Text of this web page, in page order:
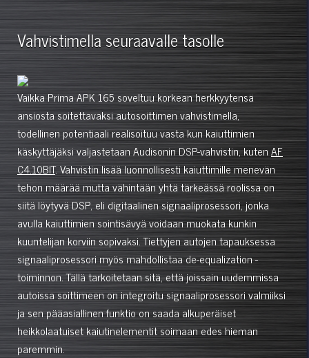
Vahvistimella seuraavalle tasolle
Vaikka Prima APK 165 soveltuu korkean herkkyytensä
ansiosta soitettavaksi autosoittimen vahvistimella,
todellinen potentiaali realisoituu vasta kun kaiuttimien
käskyttäjäksi valjastetaan Audisonin DSP-vahvistin, kutenAF
C4.10BIT. Vahvistin lisää luonnollisesti kaiuttimille menevän
tehon määrää mutta vähintään yhtä tärkeässä roolissa on
siitä löytyvä DSP, eli digitaalinen signaaliprosessori, jonka
avulla kaiuttimien sointisävyä voidaan muokata kunkin
kuuntelijan korviin sopivaksi. Tiettyjen autojen tapauksessa
signaaliprosessori myös mahdollistaa de-equalization -
toiminnon. Tällä tarkoitetaan sitä, että joissain uudemmissa
autoissa soittimeen on integroitu signaaliprosessori valmiiksi
ja sen pääasiallinen funktio on saada alkuperäiset
heikkolaatuiset kaiutinelementit soimaan edes hieman
paremmin.